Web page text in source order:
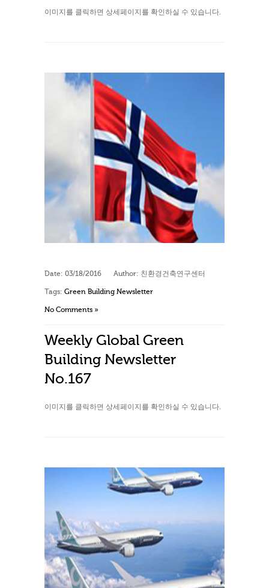
이미지를 클릭하면 상세페이지를 확인하실 수 있습니다.
Date: 03/18/2016 Author: 친환경건축연구센터
Tags: Green Building Newsletter
No Comments »
Weekly Global Green
Building Newsletter
No.167
이미지를 클릭하면 상세페이지를 확인하실 수 있습니다.